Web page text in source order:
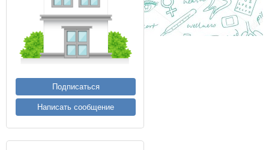
Подписаться
Написать сообщение